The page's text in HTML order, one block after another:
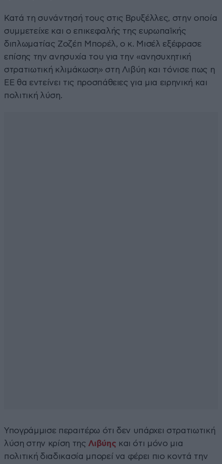
Κατά τη συνάντησή τους στις Βρυξέλλες, στην οποία
συμμετείχε και ο επικεφαλής της ευρωπαϊκής
διπλωματίας Ζοζέπ Μπορέλ, ο κ. Μισέλ εξέφρασε
επίσης την ανησυχία του για την «ανησυχητική
στρατιωτική κλιμάκωση» στη Λιβύη και τόνισε πως η
ΕΕ θα εντείνει τις προσπάθειες για μια ειρηνική και
πολιτική λύση.
Υπογράμμισε περαιτέρω ότι δεν υπάρχει στρατιωτική
λύση στην κρίση της Λιβύης και ότι μόνο μια
πολιτική διαδικασία μπορεί να φέρει πιο κοντά την